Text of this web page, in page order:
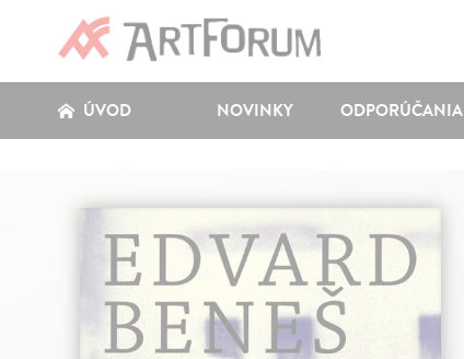
ÚVOD NOVINKY ODPORÚČANIA